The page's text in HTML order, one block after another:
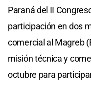
Paraná del II
participación en dos
comercial al Magreb
misión técnica y
octubre para